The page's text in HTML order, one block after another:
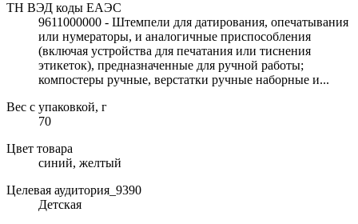
ТН ВЭД коды ЕАЭС
9611000000 - Штемпели для датирования, опечатывания
или нумераторы, и аналогичные приспособления
(включая устройства для печатания или тиснения
этикеток), предназначенные для ручной работы;
компостеры ручные, верстатки ручные наборные и...
Вес с упаковкой, г
70
Цвет товара
синий, желтый
Целевая аудитория_9390
Детская